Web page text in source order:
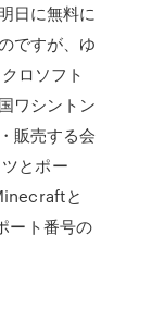
日に無料に
ですが、ゆ
ロソフト
ワシントン
販売する会
とポー
と
ート番号の